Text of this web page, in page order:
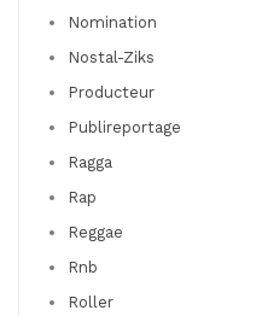
Nomination
Nostal-Ziks
Producteur
Publireportage
Ragga
Rap
Reggae
Rnb
Roller